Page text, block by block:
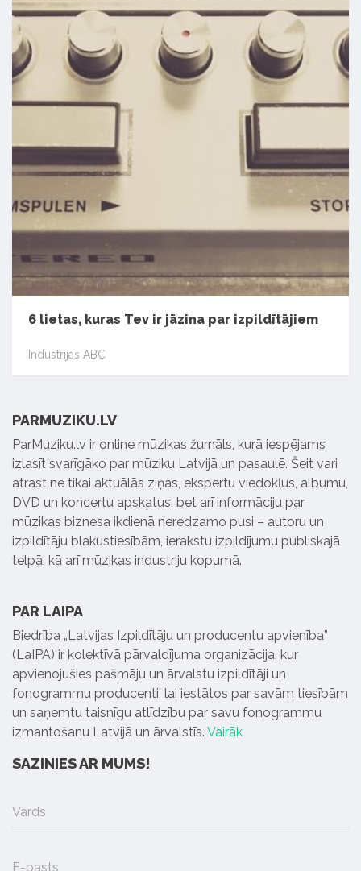
6 lietas, kuras Tev ir jāzina par izpildītājiem
Industrijas ABC
PARMUZIKU.LV
ParMuziku.lv ir online mūzikas žurnāls, kurā iespējams
izlasīt svarīgāko par mūziku Latvijā un pasaulē. Šeit vari
atrast ne tikai aktuālās ziņas, ekspertu viedokļus, albumu,
DVD un koncertu apskatus, bet arī informāciju par
mūzikas biznesa ikdienā neredzamo pusi – autoru un
izpildītāju blakustiesībām, ierakstu izpildījumu publiskajā
telpā, kā arī mūzikas industriju kopumā.
PAR LAIPA
Biedrība „Latvijas Izpildītāju un producentu apvienība”
(LaIPA) ir kolektīvā pārvaldījuma organizācija, kur
apvienojušies pašmāju un ārvalstu izpildītāji un
fonogrammu producenti, lai iestātos par savām tiesībām
un saņemtu taisnīgu atlīdzību par savu fonogrammu
izmantošanu Latvijā un ārvalstīs. Vairāk
SAZINIES AR MUMS!
Vārds
E-pasts